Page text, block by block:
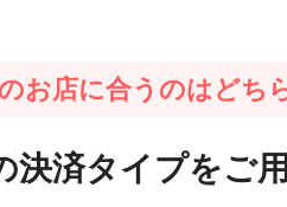
お店に合うのはどち
決済タイプをご